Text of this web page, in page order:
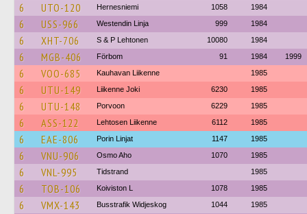
6 UTO-120 Hernesniemi 1058 1984
6 USS-966 Westendin Linja 999 1984
6 XHT-706 S & P Lehtonen 10080 1984
6 MGB-406 Förbom 91 1984 1999
6 VOO-685 Kauhavan Liikenne 1985
6 UTU-149 Liikenne Joki 6230 1985
6 UTU-148 Porvoon 6229 1985
6 ASS-122 Lehtosen Liikenne 6112 1985
6 EAE-806 Porin Linjat 1147 1985
6 VNU-906 Osmo Aho 1070 1985
6 VNL-995 Tidstrand 1985
6 TOB-106 Koiviston L 1078 1985
6 VMX-143 Busstrafik Widjeskog 1044 1985